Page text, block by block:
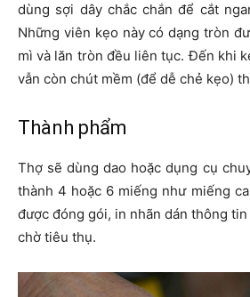
dùng sợi dây chắc chắn để cắt
Những viên kẹo này có dạng tròn
mì và lăn tròn đều liên tục. Đến khi
vẫn còn chút mềm (để dễ chẻ kẹo)
Thành phẩm
Thợ sẽ dùng dao hoặc dụng cụ
thành 4 hoặc 6 miếng như miếng
được đóng gói, in nhãn dán thông
chờ tiêu thụ.